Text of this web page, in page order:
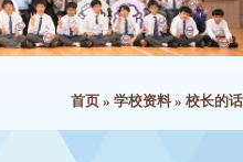
首页 » 学校资料» 校长的话